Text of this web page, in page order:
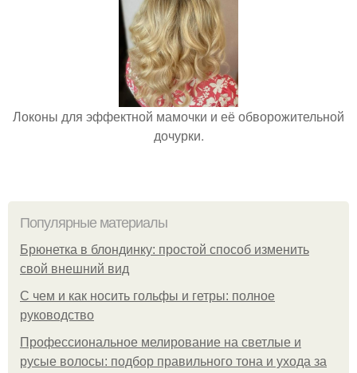
Локоны для эффектной мамочки и её обворожительной
дочурки.
Популярные материалы
Брюнетка в блондинку: простой способ изменить
свой внешний вид
С чем и как носить гольфы и гетры: полное
руководство
Профессиональное мелирование на светлые и
русые волосы: подбор правильного тона и ухода за